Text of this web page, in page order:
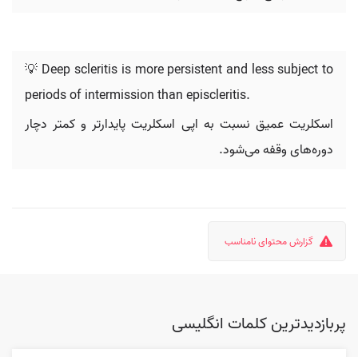
💡 Deep scleritis is more persistent and less subject to
periods of intermission than episcleritis.
اسکلریت عمیق نسبت به اپی اسکلریت پایدارتر و کمتر دچار
دوره‌های وقفه می‌شود.
گزارش محتوای نامناسب
پربازدیدترین کلمات انگلیسی